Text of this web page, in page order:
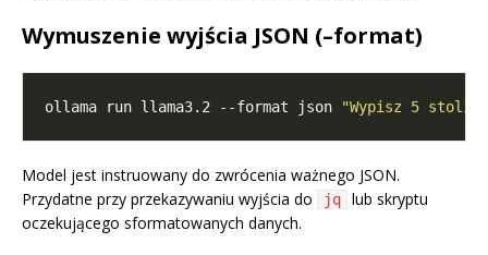
Wymuszenie wyjścia JSON (–format)
ollama run llama3.2 --format json "Wypisz 5 stolic
Model jest instruowany do zwrócenia ważnego JSON.
Przydatne przy przekazywaniu wyjścia do
jq
lub skryptu
oczekującego sformatowanych danych.